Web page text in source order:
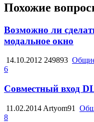
Похожие
Возможно ли
модальное окно
14.10.2012 249893
6
Совместный вход
11.02.2014 Artyom91
8